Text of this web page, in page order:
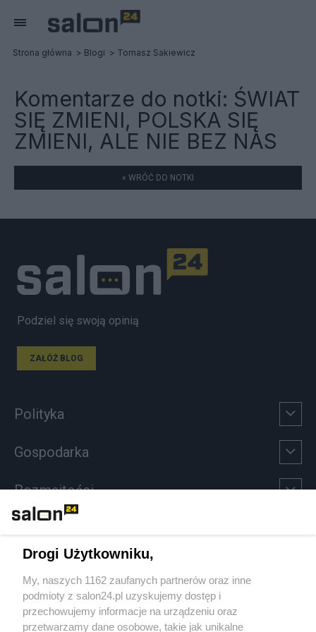
Strona główna Blogi Tomasz Sakiewicz
Komentarze do notki: ŚWIAT
SIĘ ZMIENI, POLSKA SIĘ
ZMIENI, ALE NIE BEZ NAS
« WRÓĆ DO NOTKI
Podziel się swoją opinią
ZAŁÓŻ BLOG
Polityka
Gospodarka
Rozmaitości
Sport
Społeczeństwo
Drogi Użytkowniku,
My, naszych 1162 zaufanych partnerów oraz inne
podmioty z salon24.pl uzyskujemy dostęp i
przechowujemy informacje na urządzeniu oraz
przetwarzamy dane osobowe, takie jak unikalne